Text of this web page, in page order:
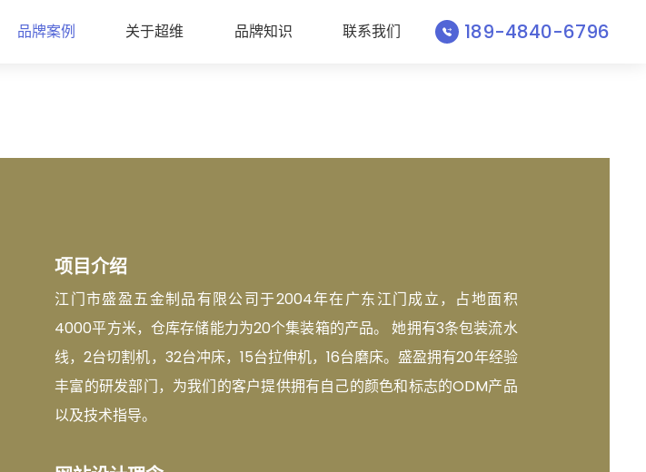
品牌案例 关于超维 品牌知识 联系我们 189-4840-6796
项目介绍
江门市盛盈五金制品有限公司于2004年在广东江门成立，占地面积
4000平方米，仓库存储能力为20个集装箱的产品。 她拥有3条包装流水
线，2台切割机，32台冲床，15台拉伸机，16台磨床。盛盈拥有20年经验
丰富的研发部门，为我们的客户提供拥有自己的颜色和标志的ODM产品
以及技术指导。